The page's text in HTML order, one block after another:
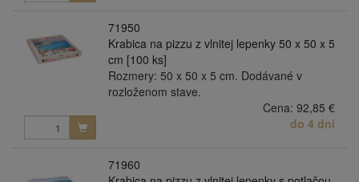
71950
Krabica na pizzu z vlnitej lepenky 50 x 50 x 5
cm [100 ks]
Rozmery: 50 x 50 x 5 cm. Dodávané v
rozloženom stave.
Cena: 92,85 €
do 4 dní
71960